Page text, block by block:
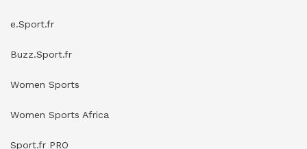
e.Sport.fr
Buzz.Sport.fr
Women Sports
Women Sports Africa
Sport.fr PRO